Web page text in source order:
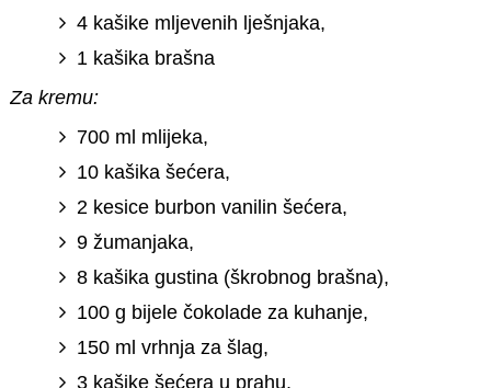
4 kašike mljevenih lješnjaka,
1 kašika brašna
Za kremu:
700 ml mlijeka,
10 kašika šećera,
2 kesice burbon vanilin šećera,
9 žumanjaka,
8 kašika gustina (škrobnog brašna),
100 g bijele čokolade za kuhanje,
150 ml vrhnja za šlag,
3 kašike šećera u prahu,